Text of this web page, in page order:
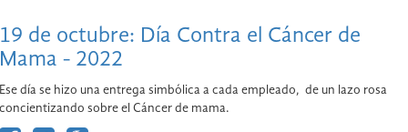
19 de octubre: Día Contra el Cáncer de
Mama - 2022
Ese día se hizo una entrega simbólica a cada empleado, de un lazo rosa
concientizando sobre el Cáncer de mama.